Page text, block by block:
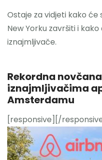
Ostaje za vidjeti kako
New Yorku završiti i
iznajmljivače.
Rekordna
iznajmljivačima
Amsterdamu
[responsive] [/